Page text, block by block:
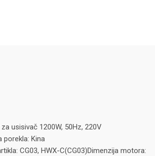
usisivač 1200W, 50Hz, 220V
porekla: Kina
CG03, HWX-C(CG03)Dimenzija motora: